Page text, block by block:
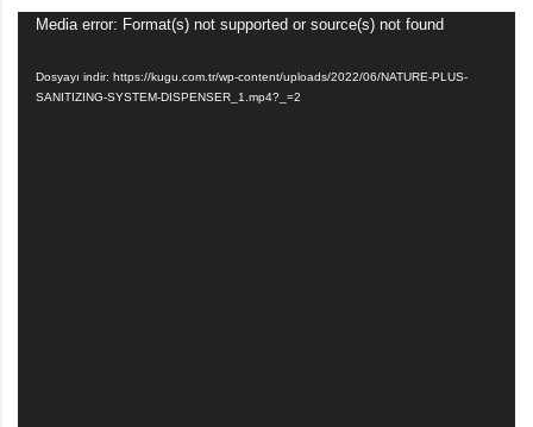
Video
Media error: Format(s) not supported or source(s) not found
Dosyayı indir: https://kugu.com.tr/wp-content/uploads/2022/06/NATURE-PLUS-
SANITIZING-SYSTEM-DISPENSER_1.mp4?_=2